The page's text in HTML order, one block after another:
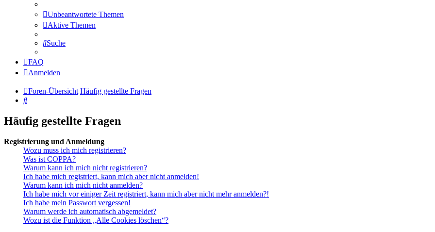
Unbeantwortete Themen
Aktive Themen
Suche
FAQ
Anmelden
Foren-Übersicht Häufig gestellte Fragen
Suche
Häufig gestellte Fragen
Registrierung und Anmeldung
Wozu muss ich mich registrieren?
Was ist COPPA?
Warum kann ich mich nicht registrieren?
Ich habe mich registriert, kann mich aber nicht anmelden!
Warum kann ich mich nicht anmelden?
Ich habe mich vor einiger Zeit registriert, kann mich aber nicht mehr anmelden?!
Ich habe mein Passwort vergessen!
Warum werde ich automatisch abgemeldet?
Wozu ist die Funktion „Alle Cookies löschen“?